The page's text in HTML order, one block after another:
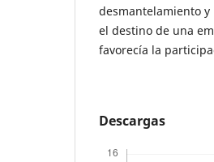
desmantelamiento y
el destino de una
favorecía la
Descargas